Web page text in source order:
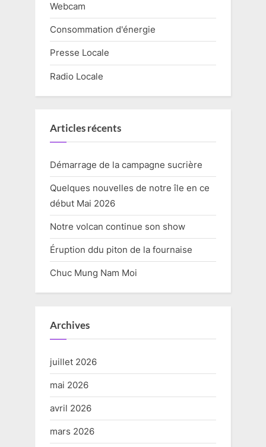
Webcam
Consommation d'énergie
Presse Locale
Radio Locale
Articles récents
Démarrage de la campagne sucrière
Quelques nouvelles de notre île en ce
début Mai 2026
Notre volcan continue son show
Éruption ddu piton de la fournaise
Chuc Mung Nam Moi
Archives
juillet 2026
mai 2026
avril 2026
mars 2026